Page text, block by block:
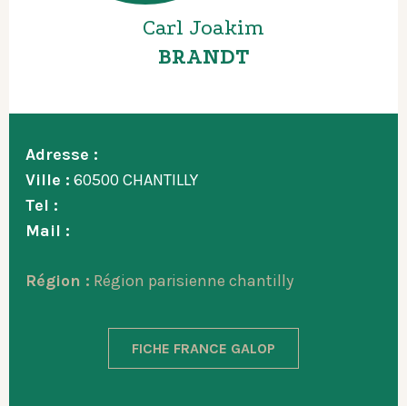
Carl Joakim
BRANDT
Adresse :
Ville : 60500 CHANTILLY
Tel :
Mail :
Région : Région parisienne chantilly
FICHE FRANCE GALOP